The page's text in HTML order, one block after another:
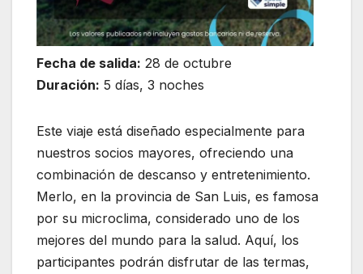
Fecha de salida: 28 de octubre
Duración: 5 días, 3 noches
Este viaje está diseñado especialmente para
nuestros socios mayores, ofreciendo una
combinación de descanso y entretenimiento.
Merlo, en la provincia de San Luis, es famosa
por su microclima, considerado uno de los
mejores del mundo para la salud. Aquí, los
participantes podrán disfrutar de las termas,